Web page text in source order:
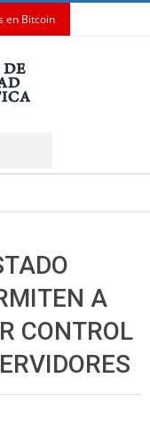
en Bitcoin
A
CONTROL